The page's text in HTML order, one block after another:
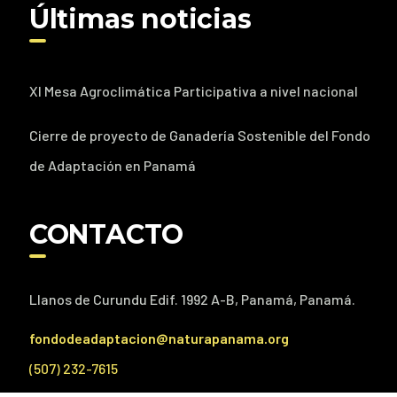
Últimas noticias
XI Mesa Agroclimática Participativa a nivel nacional
Cierre de proyecto de Ganadería Sostenible del Fondo
de Adaptación en Panamá
CONTACTO
Llanos de Curundu Edif. 1992 A-B, Panamá, Panamá.
fondodeadaptacion@naturapanama.org
(507) 232-7615